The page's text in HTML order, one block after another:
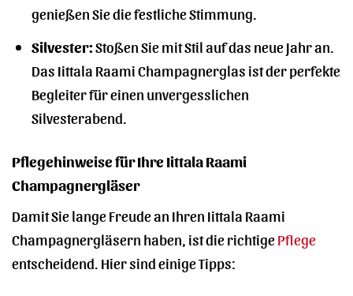
genießen Sie die festliche Stimmung.
Silvester:Stoßen Sie mit Stil auf das neue Jahr an.
Das Iittala Raami Champagnerglas ist der perfekte
Begleiter für einen unvergesslichen
Silvesterabend.
Pflegehinweise für Ihre Iittala Raami
Champagnergläser
Damit Sie lange Freude an Ihren Iittala Raami
Champagnergläsern haben, ist die richtigePflege
entscheidend. Hier sind einige Tipps: